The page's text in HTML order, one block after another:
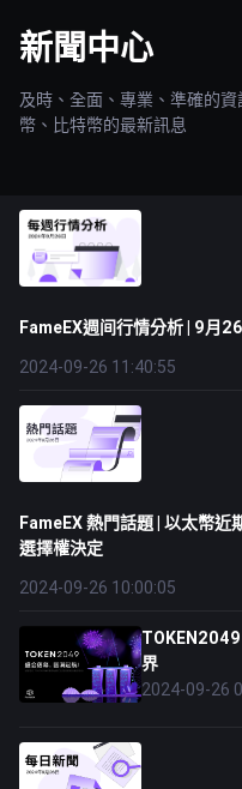
新聞中心
及時、全面、專業、準確的
幣、比特幣的最新訊息
FameEX週间行情分析 | 9月
2024-09-26 11:40:55
FameEX 熱門話題 | 以太幣
選擇權決定
2024-09-26 10:00:05
界
2024-09-26